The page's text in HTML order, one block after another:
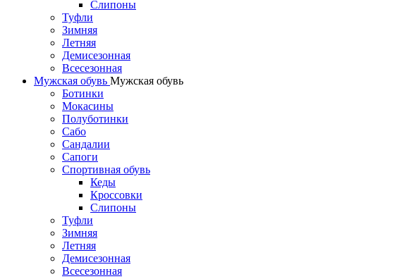
Слипоны
Туфли
Зимняя
Летняя
Демисезонная
Всесезонная
Мужская обувь Мужская обувь
Ботинки
Мокасины
Полуботинки
Сабо
Сандалии
Сапоги
Спортивная обувь
Кеды
Кроссовки
Слипоны
Туфли
Зимняя
Летняя
Демисезонная
Всесезонная